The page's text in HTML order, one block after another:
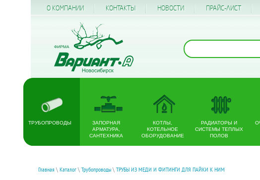
О КОМПАНИИ КОНТАКТЫ НОВОСТИ ПРАЙС-ЛИСТ
ТРУБОПРОВОДЫ
ЗАПОРНАЯ
АРМАТУРА,
САНТЕХНИКА
КОТЛЫ,
КОТЕЛЬНОЕ
ОБОРУДОВАНИЕ
РАДИАТОРЫ И
СИСТЕМЫ ТЕПЛЫХ
ПОЛОВ
Главная \ Каталог \ Трубопроводы \ ТРУБЫ ИЗ МЕДИ И ФИТИНГИ ДЛЯ ПАЙКИ К НИМ